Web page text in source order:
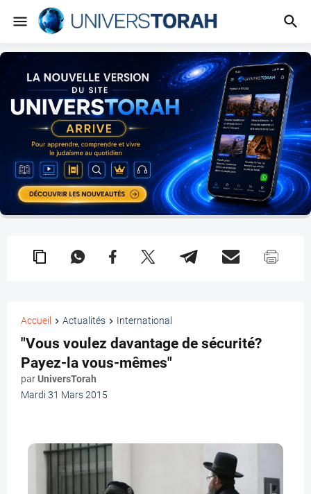
Accueil Actualités International
"Vous voulez davantage de sécurité?
Payez-la vous-mêmes"
parUniversTorah
Mardi 31 Mars 2015